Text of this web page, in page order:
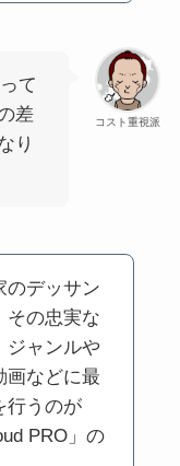
コスト重視派
て
差
り
のデッサン
その忠実な
ジャンルや
画などに最
行うのが
PRO」の